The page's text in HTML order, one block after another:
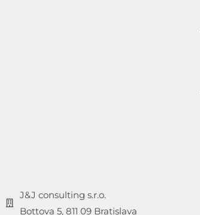
J&J consulting s.r.o.
Bottova 5, 811 09 Bratislava